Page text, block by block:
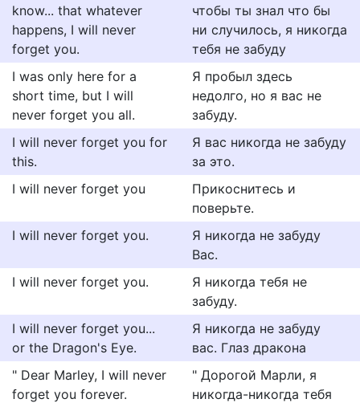
know... that whatever
happens, I will never
forget you.
чтобы ты знал что бы
ни случилось, я никогда
тебя не забуду
I was only here for a
short time, but I will
never forget you all.
Я пробыл здесь
недолго, но я вас не
забуду.
I will never forget you for
this.
Я вас никогда не забуду
за это.
I will never forget you
Прикоснитесь и
поверьте.
I will never forget you.
Я никогда не забуду
Вас.
I will never forget you.
Я никогда тебя не
забуду.
I will never forget you...
or the Dragon's Eye.
Я никогда не забуду
вас. Глаз дракона
" Dear Marley, I will never
forget you forever.
" Дорогой Марли, я
никогда-никогда тебя